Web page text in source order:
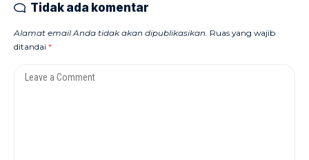
Tidak ada komentar
Alamat email Anda tidak akan dipublikasikan. Ruas yang wajib
ditandai *